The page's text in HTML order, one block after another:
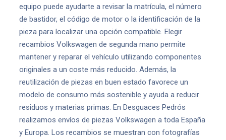
equipo puede ayudarte a revisar la matrícula, el número
de bastidor, el código de motor o la identificación de la
pieza para localizar una opción compatible. Elegir
recambios Volkswagen de segunda mano permite
mantener y reparar el vehículo utilizando componentes
originales a un coste más reducido. Además, la
reutilización de piezas en buen estado favorece un
modelo de consumo más sostenible y ayuda a reducir
residuos y materias primas. En Desguaces Pedrós
realizamos envíos de piezas Volkswagen a toda España
y Europa. Los recambios se muestran con fotografías